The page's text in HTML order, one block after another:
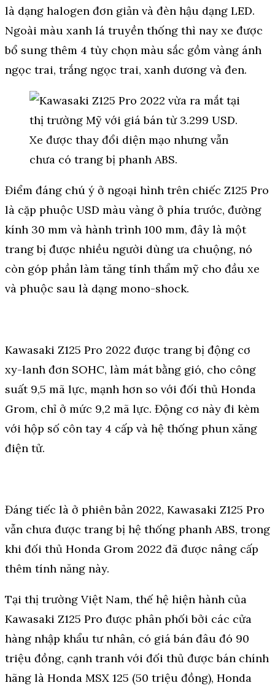
là dạng halogen đơn giản và đèn hậu dạng LED.
Ngoài màu xanh lá truyền thống thì nay xe được
bổ sung thêm 4 tùy chọn màu sắc gồm vàng ánh
ngọc trai, trắng ngọc trai, xanh dương và đen.
Điểm đáng chú ý ở ngoại hình trên chiếc Z125 Pro
là cặp phuộc USD màu vàng ở phía trước, đường
kính 30 mm và hành trình 100 mm, đây là một
trang bị được nhiều người dùng ưa chuộng, nó
còn góp phần làm tăng tính thẩm mỹ cho đầu xe
và phuộc sau là dạng mono-shock.
Kawasaki Z125 Pro 2022 được trang bị động cơ
xy-lanh đơn SOHC, làm mát bằng gió, cho công
suất 9,5 mã lực, mạnh hơn so với đối thủ Honda
Grom, chỉ ở mức 9,2 mã lực. Động cơ này đi kèm
với hộp số côn tay 4 cấp và hệ thống phun xăng
điện tử.
Đáng tiếc là ở phiên bản 2022, Kawasaki Z125 Pro
vẫn chưa được trang bị hệ thống phanh ABS, trong
khi đối thủ Honda Grom 2022 đã được nâng cấp
thêm tính năng này.
Tại thị trường Việt Nam, thế hệ hiện hành của
Kawasaki Z125 Pro được phân phối bởi các cửa
hàng nhập khẩu tư nhân, có giá bán đâu đó 90
triệu đồng, cạnh tranh với đối thủ được bán chính
hãng là Honda MSX 125 (50 triệu đồng), Honda